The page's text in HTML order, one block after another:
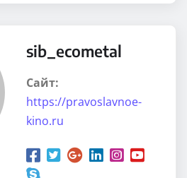
sib_ecometal
Сайт:
https://pravoslavnoe-
kino.ru